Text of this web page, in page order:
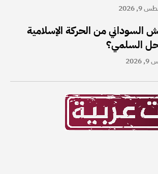
2026
السوداني من الحركة الإسلامية
السلمي؟